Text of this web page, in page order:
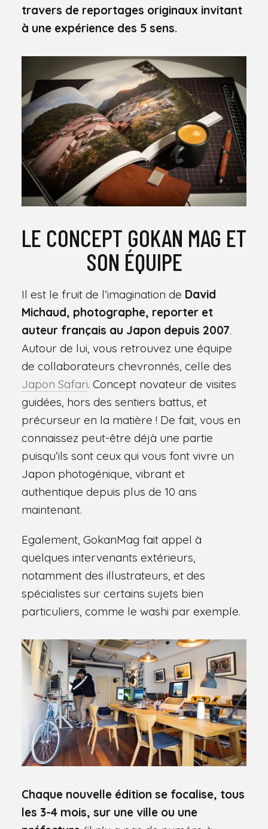
travers de reportages originaux invitant
à une expérience des 5 sens.
LE CONCEPT GOKAN MAG ET
SON ÉQUIPE
Il est le fruit de l’imagination de David
Michaud, photographe, reporter et
auteur français au Japon depuis 2007.
Autour de lui, vous retrouvez une équipe
de collaborateurs chevronnés, celle des
Japon Safari. Concept novateur de visites
guidées, hors des sentiers battus, et
précurseur en la matière ! De fait, vous en
connaissez peut-être déjà une partie
puisqu’ils sont ceux qui vous font vivre un
Japon photogénique, vibrant et
authentique depuis plus de 10 ans
maintenant.
Egalement, GokanMag fait appel à
quelques intervenants extérieurs,
notamment des illustrateurs, et des
spécialistes sur certains sujets bien
particuliers, comme le washi par exemple.
Chaque nouvelle édition se focalise, tous
les 3-4 mois, sur une ville ou une